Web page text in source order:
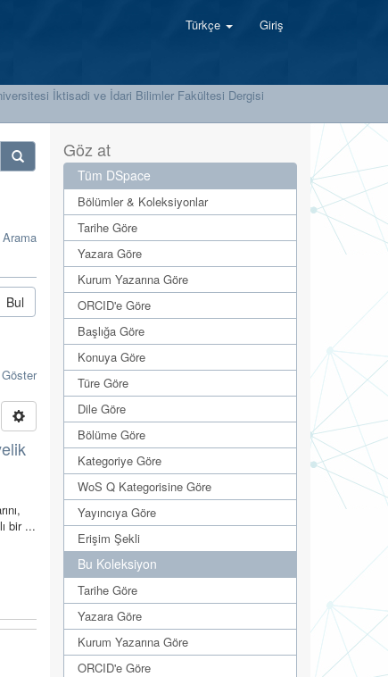
Türkçe Giriş
İktisadi ve İdari Bilimler Fakültesi Dergisi
Bul
bir ...
Göz at
Tüm DSpace
Bölümler & Koleksiyonlar
Tarihe Göre
Yazara Göre
Kurum Yazarına Göre
ORCID'e Göre
Başlığa Göre
Konuya Göre
Türe Göre
Dile Göre
Bölüme Göre
Kategoriye Göre
WoS Q Kategorisine Göre
Yayıncıya Göre
Erişim Şekli
Bu Koleksiyon
Tarihe Göre
Yazara Göre
Kurum Yazarına Göre
ORCID'e Göre